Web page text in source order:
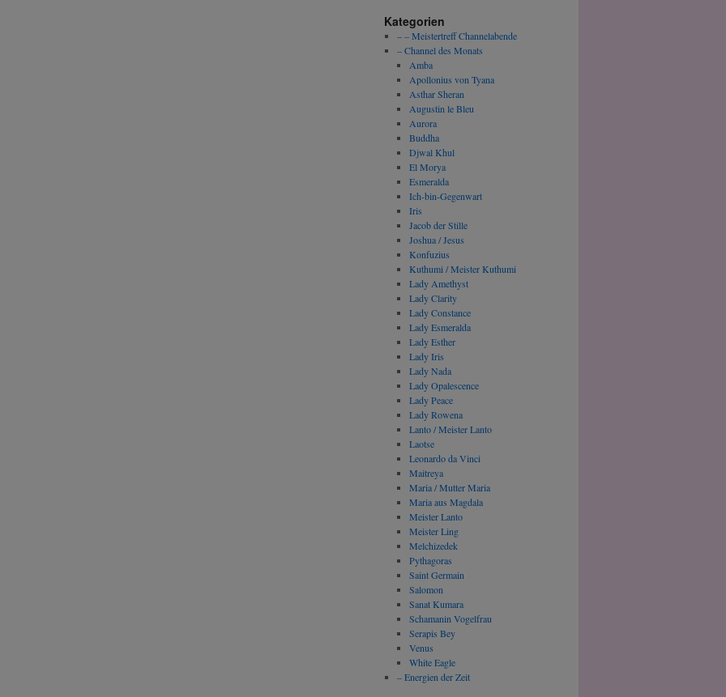
Kategorien
– – Meistertreff Channelabende
– Channel des Monats
Amba
Apollonius von Tyana
Asthar Sheran
Augustin le Bleu
Aurora
Buddha
Djwal Khul
El Morya
Esmeralda
Ich-bin-Gegenwart
Iris
Jacob der Stille
Joshua / Jesus
Konfuzius
Kuthumi / Meister Kuthumi
Lady Amethyst
Lady Clarity
Lady Constance
Lady Esmeralda
Lady Esther
Lady Iris
Lady Nada
Lady Opalescence
Lady Peace
Lady Rowena
Lanto / Meister Lanto
Laotse
Leonardo da Vinci
Maitreya
Maria / Mutter Maria
Maria aus Magdala
Meister Lanto
Meister Ling
Melchizedek
Pythagoras
Saint Germain
Salomon
Sanat Kumara
Schamanin Vogelfrau
Serapis Bey
Venus
White Eagle
– Energien der Zeit